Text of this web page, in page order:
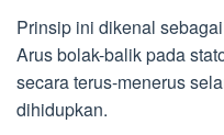
Prinsip ini dikenal
Arus bolak-balik pada
secara terus-menerus
dihidupkan.